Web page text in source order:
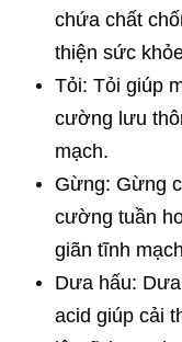
chứa chất
thiện sức
Tỏi: Tỏi giúp
cường lưu
mạch.
Gừng: Gừng
cường tuần
giãn tĩnh
Dưa hấu:
acid giúp cải